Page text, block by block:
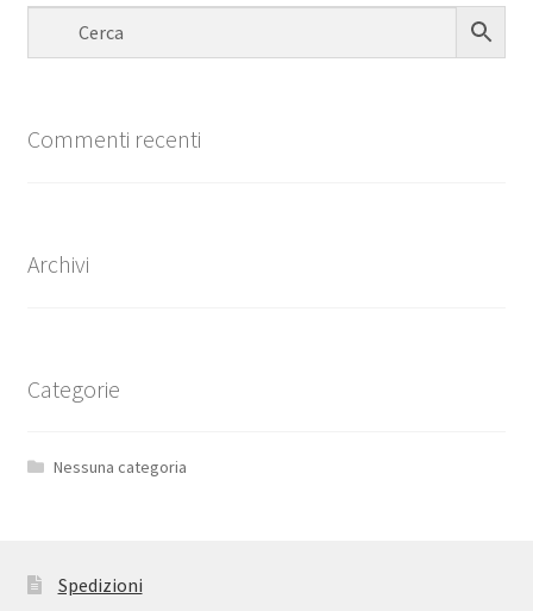
Commenti recenti
Archivi
Categorie
Nessuna categoria
Spedizioni